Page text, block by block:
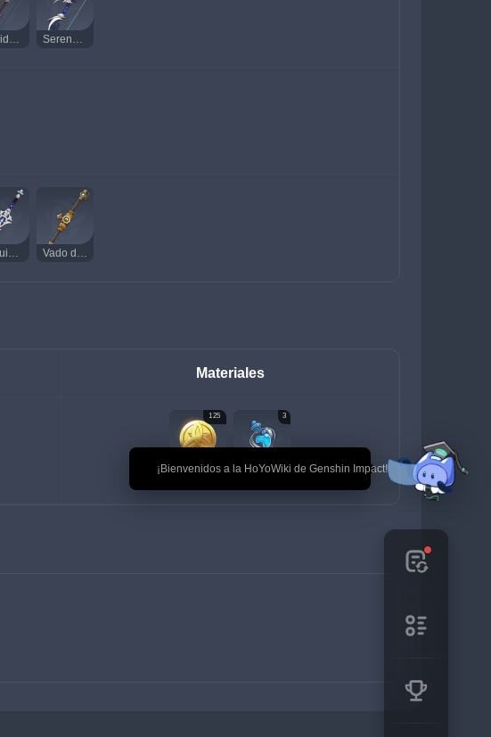
🎉 ¡Bienvenidos a la HoYoWiki de Genshin Impact!
Medidor Telemétrico Serenata del Sosiego
Réquiem Abisal Vado del Río Ceniciento
Materiales
125
Mora
3
Cúmulo de légamo